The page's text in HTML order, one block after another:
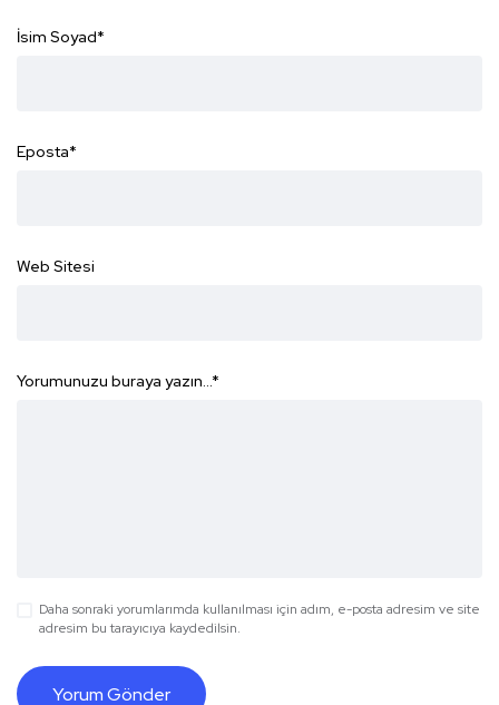
İsim Soyad*
Eposta*
Web Sitesi
Yorumunuzu buraya yazın...*
Daha sonraki yorumlarımda kullanılması için adım, e-posta adresim ve site
adresim bu tarayıcıya kaydedilsin.